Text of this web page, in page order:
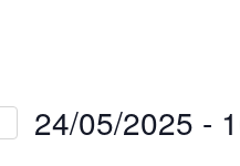
24/05/2025 -